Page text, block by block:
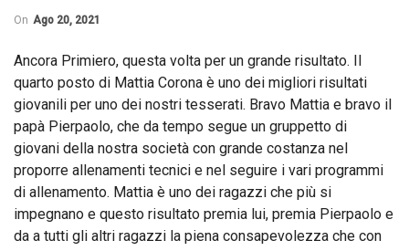
On Ago 20, 2021
Ancora Primiero, questa volta per un grande risultato. Il
quarto posto di Mattia Corona è uno dei migliori risultati
giovanili per uno dei nostri tesserati. Bravo Mattia e bravo il
papà Pierpaolo, che da tempo segue un gruppetto di
giovani della nostra società con grande costanza nel
proporre allenamenti tecnici e nel seguire i vari programmi
di allenamento. Mattia è uno dei ragazzi che più si
impegnano e questo risultato premia lui, premia Pierpaolo e
da a tutti gli altri ragazzi la piena consapevolezza che con